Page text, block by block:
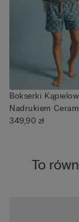
Bokserki
Nadrukiem
Mozaiki
349,90 zł
To